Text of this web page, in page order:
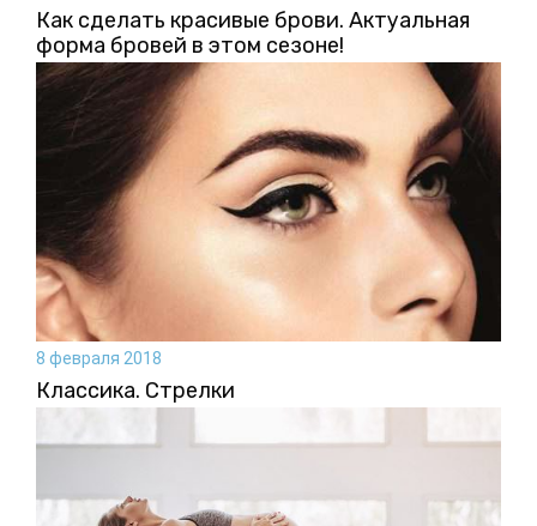
Как сделать красивые брови. Актуальная
форма бровей в этом сезоне!
8 февраля 2018
Классика. Стрелки